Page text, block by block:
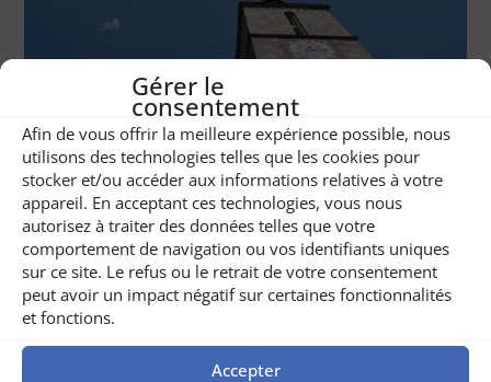
Gérer le
consentement
Afin de vous offrir la meilleure expérience possible, nous
utilisons des technologies telles que les cookies pour
stocker et/ou accéder aux informations relatives à votre
appareil. En acceptant ces technologies, vous nous
autorisez à traiter des données telles que votre
comportement de navigation ou vos identifiants uniques
sur ce site. Le refus ou le retrait de votre consentement
peut avoir un impact négatif sur certaines fonctionnalités
et fonctions.
Accepter